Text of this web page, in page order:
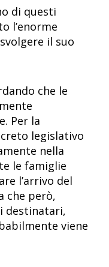
di questi
l’enorme
il suo
che le
Per la
legislativo
nella
le famiglie
l’arrivo del
che però,
destinatari,
viene